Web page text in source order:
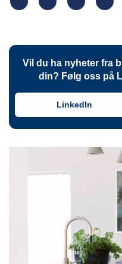
Vil du ha nyheter fra
din? Følg oss på
LinkedIn